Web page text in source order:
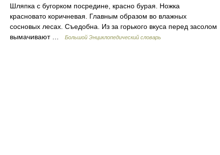
Шляпка с бугорком посредине, красно бурая. Ножка
красновато коричневая. Главным образом во влажных
сосновых лесах. Съедобна. Из за горького вкуса перед засолом
вымачивают …
Большой Энциклопедический словарь